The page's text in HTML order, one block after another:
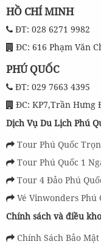
HỒ CHÍ MINH
ĐT: 028 6271 9982
ĐC: 616 Phạm Văn
PHÚ QUỐC
ĐT: 029 7663 4395
ĐC: KP7,Trần Hưng
Dịch Vụ Du Lịch Phú
Tour Phú Quốc
Tour Phú Quốc 1
Tour 4 Đảo Phú
Vé Vinwonders Phú
Chính sách và điều
Chính Sách Bảo